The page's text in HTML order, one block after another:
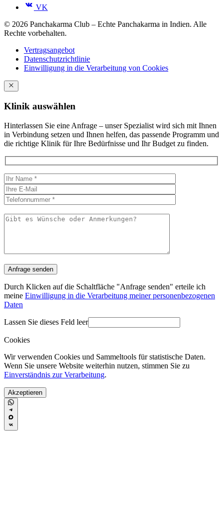
VK
© 2026 Panchakarma Club – Echte Panchakarma in Indien. Alle
Rechte vorbehalten.
Vertragsangebot
Datenschutzrichtlinie
Einwilligung in die Verarbeitung von Cookies
Klinik auswählen
Hinterlassen Sie eine Anfrage – unser Spezialist wird sich mit Ihnen
in Verbindung setzen und Ihnen helfen, das passende Programm und
die richtige Klinik für Ihre Bedürfnisse und Ihr Budget zu finden.
Durch Klicken auf die Schaltfläche "Anfrage senden" erteile ich
meine Einwilligung in die Verarbeitung meiner personenbezogenen
Daten
Lassen Sie dieses Feld leer
Cookies
Wir verwenden Cookies und Sammeltools für statistische Daten.
Wenn Sie unsere Website weiterhin nutzen, stimmen Sie zu
Einverständnis zur Verarbeitung.
Akzeptieren